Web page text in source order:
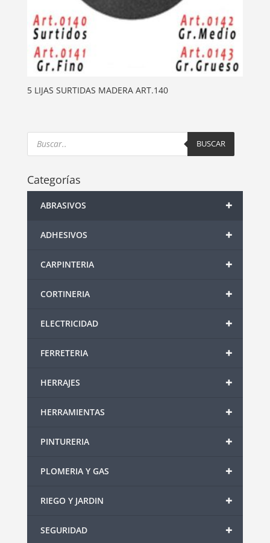
5 LIJAS SURTIDAS MADERA ART.140
Products
search BUSCAR
Categorías
+
ABRASIVOS
+
ADHESIVOS
+
CARPINTERIA
+
CORTINERIA
+
ELECTRICIDAD
+
FERRETERIA
+
HERRAJES
+
HERRAMIENTAS
+
PINTURERIA
+
PLOMERIA Y GAS
+
RIEGO Y JARDIN
+
SEGURIDAD